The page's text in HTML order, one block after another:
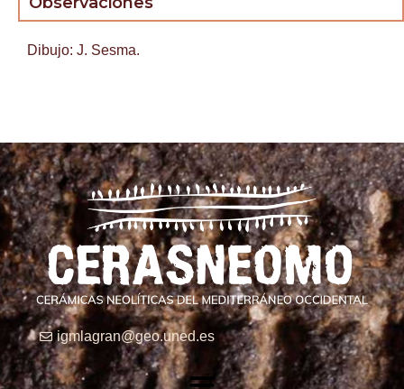
Dibujo: J. Sesma.
igmlagran@geo.uned.es